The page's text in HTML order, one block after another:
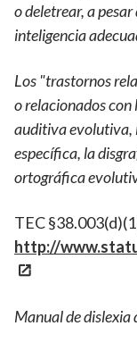
o deletrear, a
inteligencia
Los "trastornos
o relacionados
auditiva evolutiva,
específica, la
ortográfica
TEC
http://
Manual de dislexia